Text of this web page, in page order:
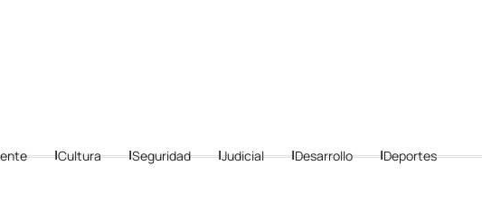
Cultura Seguridad Judicial Desarrollo Deportes